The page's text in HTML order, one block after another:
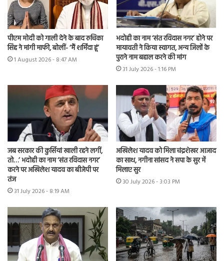
पीएम मोदी को गाली देने के बाद रुचिका
सिंह ने मांगी माफी, बोलीं- ‘मैं शर्मिंदा हूं’
1 August 2026 - 8:47 AM
भदोही का नाम ‘संत रविदास नगर’ होने पर
मायावती ने किया स्वागत, अन्य जिलों के
पुराने नाम बहाल करने की मांग
31 July 2026 - 1:16 PM
जब सरकार की कुर्सियां खाली रहने लगीं,
तो…’ भदोही का नाम ‘संत रविदास नगर’
करने पर अखिलेश यादव का बीजेपी पर
तंज
31 July 2026 - 8:19 AM
अखिलेश यादव को मिला चंद्रशेखर आजाद
का साथ, नगीना सांसद ने सपा के सुर में
मिलाए सुर
30 July 2026 - 3:03 PM